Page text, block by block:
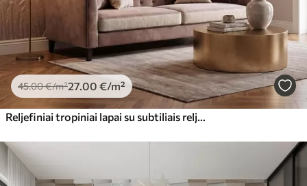
45.00€/m²27.00 €/m²
Reljefiniai tropiniai lapai su subtiliais reljefo elementais šiltų smėlio atspalvių